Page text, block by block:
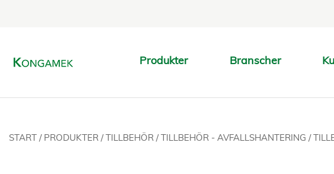
Produkter Branscher
START / PRODUKTER /TILLBEHÖR /TILLBEHÖR - AVFALLSHANTERING /